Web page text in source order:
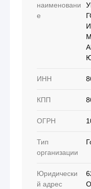
наименовани
е
ИНН
КПП
ОГРН
Тип
организации
Юридически
й адрес